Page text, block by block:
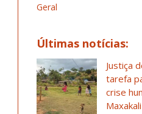
Geral
Últimas notícias:
Justiça
tarefa
crise